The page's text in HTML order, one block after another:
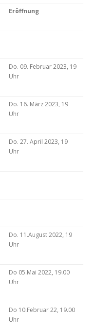
Eröffnung
Do. 09. Februar 2023, 19
Uhr
Do. 16. März 2023, 19
Uhr
Do. 27. April 2023, 19
Uhr
Do. 11.August 2022, 19
Uhr
Do 05.Mai 2022, 19.00
Uhr
Do 10.Februar 22, 19.00
Uhr